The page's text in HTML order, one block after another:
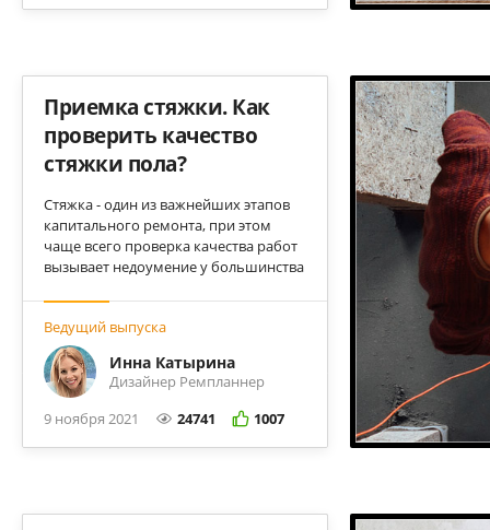
Ведущий выпуска
Инна Катырина
Дизайнер Ремпланнер
9 ноября 2021
24741 1007
Приемка стяжки. Как
проверить качество
стяжки пола?
Стяжка - один из важнейших этапов
капитального ремонта, при этом
чаще всего проверка качества работ
вызывает недоумение у большинства
выявить брак и принять стяжку пола
у ваших строителей.